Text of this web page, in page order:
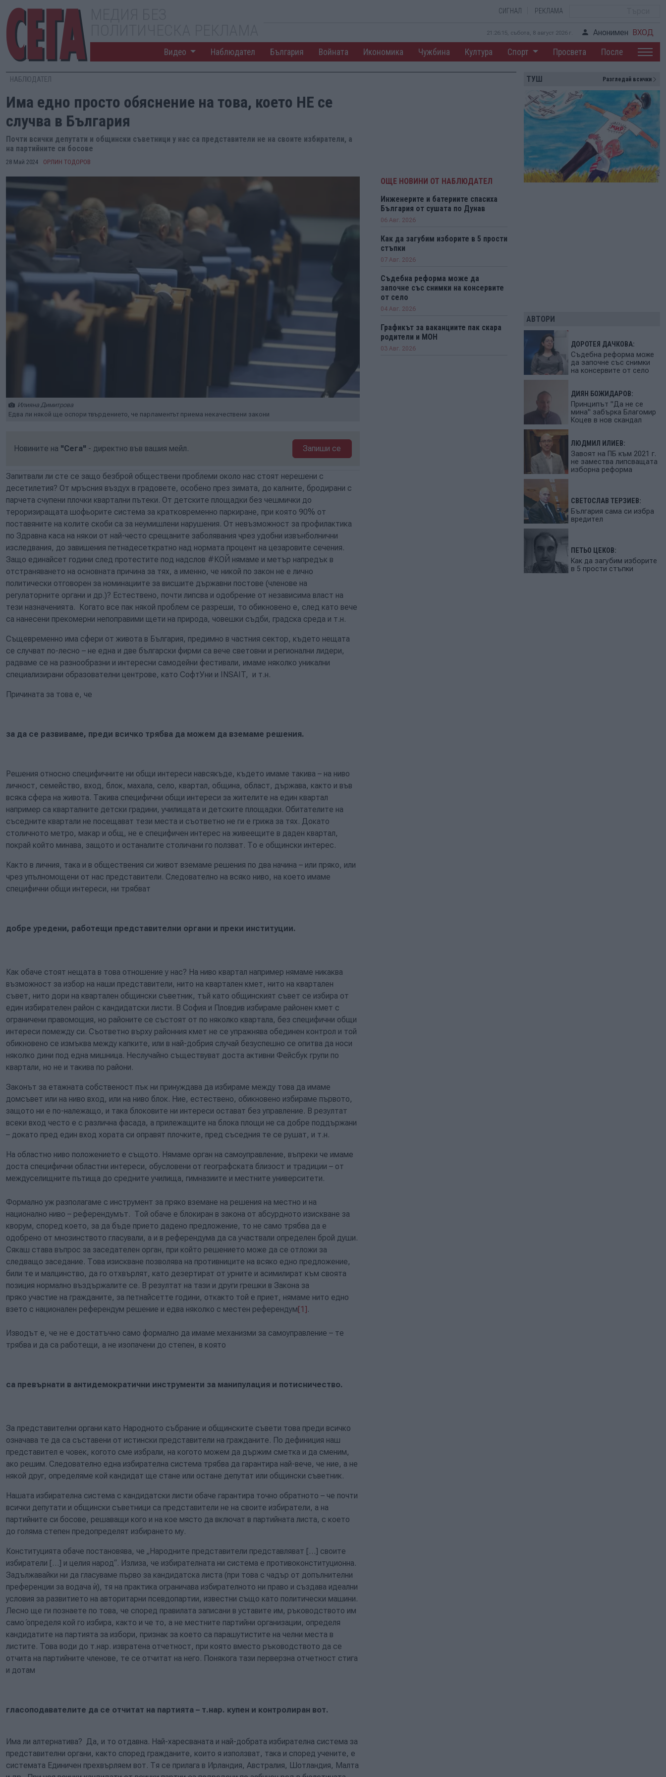
СИГНАЛ РЕКЛАМА
21:26:16, събота, 8 август 2026 г. Анонимен ВХОД
Видео Наблюдател България Войната Икономика Чужбина Култура Спорт Просвета После
НАБЛЮДАТЕЛ
Има едно просто обяснение на това, което НЕ се
случва в България
Почти всички депутати и общински съветници у нас са представители не на своите избиратели, а
на партийните си босове
28 Май 2024 ОРЛИН ТОДОРОВ
Илияна Димитрова
Едва ли някой ще оспори твърдението, че парламентът приема некачествени закони
Новините на "Сега" - директно във вашия мейл. Запиши се
Запитвали ли сте се защо безброй обществени проблеми около нас стоят нерешени с
десетилетия? От мръсния въздух в градовете, особено през зимата, до калните, бродирани с
парчета счупени плочки квартални пътеки. От детските площадки без чешмички до
тероризиращата шофьорите система за кратковременно паркиране, при която 90% от
поставяните на колите скоби са за неумишлени нарушения. От невъзможност за профилактика
по Здравна каса на някои от най-често срещаните заболявания чрез удобни извънболнични
изследвания, до завишения петнадесеткратно над нормата процент на цезаровите сечения.
Защо единайсет години след протестите под надслов #КОЙ нямаме и метър напредък в
отстраняването на основната причина за тях, а именно, че никой по закон не e лично
политически отговорен за номинациите за висшите държавни постове (членове на
регулаторните органи и др.)? Естествено, почти липсва и одобрение от независима власт на
тези назначенията. Когато все пак някой проблем се разреши, то обикновено е, след като вече
са нанесени прекомерни непоправими щети на природа, човешки съдби, градска среда и т.н.
Същевременно има сфери от живота в България, предимно в частния сектор, където нещата
се случват по-лесно – не една и две български фирми са вече световни и регионални лидери,
радваме се на разнообразни и интересни самодейни фестивали, имаме няколко уникални
специализирани образователни центрове, като СофтУни и INSAIT, и т.н.
Причината за това е, че
за да се развиваме, преди всичко трябва да можем да вземаме решения.
Решения относно специфичните ни общи интереси навсякъде, където имаме такива – на ниво
личност, семейство, вход, блок, махала, село, квартал, община, област, държава, както и във
всяка сфера на живота. Такива специфични общи интереси за жителите на един квартал
например са кварталните детски градини, училищата и детските площадки. Обитателите на
съседните квартали не посещават тези места и съответно не ги е грижа за тях. Докато
столичното метро, макар и общ, не е специфичен интерес на живеещите в даден квартал,
покрай който минава, защото и останалите столичани го ползват. То е общински интерес.
Както в личния, така и в обществения си живот вземаме решения по два начина – или пряко, или
чрез упълномощени от нас представители. Следователно на всяко ниво, на което имаме
специфични общи интереси, ни трябват
добре уредени, работещи представителни органи и преки институции.
Как обаче стоят нещата в това отношение у нас? На ниво квартал например нямаме никаква
възможност за избор на наши представители, нито на квартален кмет, нито на квартален
съвет, нито дори на квартален общински съветник, тъй като общинският съвет се избира от
един избирателен район с кандидатски листи. В София и Пловдив избираме районен кмет с
ограничени правомощия, но районите се състоят от по няколко квартала, без специфични общи
интереси помежду си. Съответно върху районния кмет не се упражнява обединен контрол и той
обикновено се измъква между капките, или в най-добрия случай безуспешно се опитва да носи
няколко дини под една мишница. Неслучайно съществуват доста активни Фейсбук групи по
квартали, но не и такива по райони.
Законът за етажната собственост пък ни принуждава да избираме между това да имаме
домсъвет или на ниво вход, или на ниво блок. Ние, естествено, обикновено избираме първото,
защото ни е по-належащо, и така блоковите ни интереси остават без управление. В резултат
всеки вход често е с различна фасада, а прилежащите на блока площи не са добре поддържани
– докато пред един вход хората си оправят плочките, пред съседния те се рушат, и т.н.
На областно ниво положението е същото. Нямаме орган на самоуправление, въпреки че имаме
доста специфични областни интереси, обусловени от географската близост и традиции – от
междуселищните пътища до средните училища, гимназиите и местните университети.
Формално уж разполагаме с инструмент за пряко вземане на решения на местно и на
национално ниво – референдумът. Той обаче е блокиран в закона от абсурдното изискване за
кворум, според което, за да бъде прието дадено предложение, то не само трябва да е
одобрено от мнозинството гласували, а и в референдума да са участвали определен брой души.
Сякаш става въпрос за заседателен орган, при който решението може да се отложи за
следващо заседание. Това изискване позволява на противниците на всяко едно предложение,
били те и малцинство, да го отхвърлят, като дезертират от урните и асимилират към своята
позиция нормално въздържалите се. В резултат на тази и други грешки в Закона за
пряко участие на гражданите, за петнайсетте години, откакто той е приет, нямаме нито едно
взето с национален референдум решение и едва няколко с местен референдум[1].
Изводът е, че не е достатъчно само формално да имаме механизми за самоуправление – те
трябва и да са работещи, а не изопачени до степен, в която
са превърнати в антидемократични инструменти за манипулация и потисничество.
За представителни органи като Народното събрание и общинските съвети това преди всичко
означава те да са съставени от истински представители на гражданите. По дефиниция наш
представител е човек, когото сме избрали, на когото можем да държим сметка и да сменим,
ако решим. Следователно една избирателна система трябва да гарантира най-вече, че ние, а не
някой друг, определяме кой кандидат ще стане или остане депутат или общински съветник.
Нашата избирателна система с кандидатски листи обаче гарантира точно обратното – че почти
всички депутати и общински съветници са представители не на своите избиратели, а на
партийните си босове, решаващи кого и на кое място да включат в партийната листа, с което
до голяма степен предопределят избирането му.
Конституцията обаче постановява, че „Народните представители представляват […] своите
избиратели […] и целия народ“. Излиза, че избирателната ни система е противоконституционна.
Задължавайки ни да гласуваме първо за кандидатска листа (при това с чадър от допълнителни
преференции за водача ѝ), тя на практика ограничава избирателното ни право и създава идеални
условия за развитието на авторитарни псевдопартии, известни също като политически машини.
Лесно ще ги познаете по това, че според правилата записани в уставите им, ръководството им
само́ определя кой го избира, както и че то, а не местните партийни организации, определя
кандидатите на партията за избори, признак за което са парашутистите на челни места в
листите. Това води до т.нар. извратена отчетност, при която вместо ръководството да се
отчита на партийните членове, те се отчитат на него. Понякога тази перверзна отчетност стига
и дотам
гласоподавателите да се отчитат на партията – т.нар. купен и контролиран вот.
Има ли алтернатива? Да, и то отдавна. Най-харесваната и най-добрата избирателна система за
представителни органи, както според гражданите, които я използват, така и според учените, е
системата Единичен прехвърляем вот. Тя се прилага в Ирландия, Австралия, Шотландия, Малта
ОЩЕ НОВИНИ ОТ НАБЛЮДАТЕЛ
Инженерите и батериите спасиха
България от сушата по Дунав
06 Авг. 2026
Как да загубим изборите в 5 прости
стъпки
07 Авг. 2026
Съдебна реформа може да
започне със снимки на консервите
от село
04 Авг. 2026
Графикът за ваканциите пак скара
родители и МОН
03 Авг. 2026
ТУШ Разгледай всички
АВТОРИ
ДОРОТЕЯ ДАЧКОВА:
Съдебна реформа може
да започне със снимки
на консервите от село
ДИЯН БОЖИДАРОВ:
Принципът "Да не се
мина" забърка Благомир
Коцев в нов скандал
ЛЮДМИЛ ИЛИЕВ:
Завоят на ПБ към 2021 г.
не замества липсващата
изборна реформа
СВЕТОСЛАВ ТЕРЗИЕВ:
България сама си избра
вредител
ПЕТЬО ЦЕКОВ:
Как да загубим изборите
в 5 прости стъпки